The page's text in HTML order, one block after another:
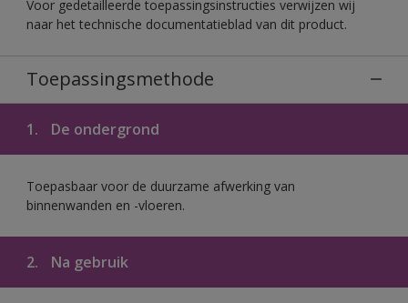
Voor gedetailleerde toepassingsinstructies verwijzen wij
naar het technische documentatieblad van dit product.
Toepassingsmethode
1. De ondergrond
Toepasbaar voor de duurzame afwerking van
binnenwanden en -vloeren.
2. Na gebruik